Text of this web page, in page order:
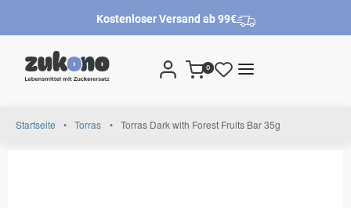
Kostenloser Versand ab 99€
0
Startseite • Torras • Torras Dark with Forest Fruits Bar 35g